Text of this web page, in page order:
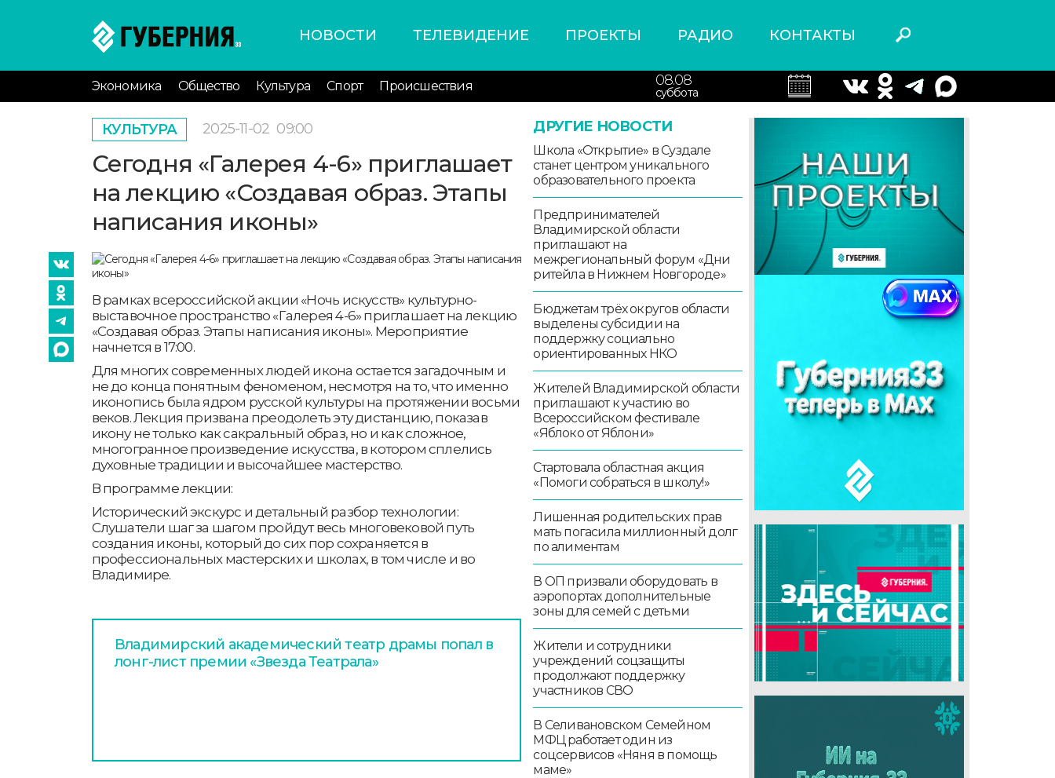
НОВОСТИ ТЕЛЕВИДЕНИЕ ПРОЕКТЫ РАДИО КОНТАКТЫ
Экономика Общество Культура Спорт Происшествия 08.08
суббота
КУЛЬТУРА 2025-11-02 09:00
Сегодня «Галерея 4-6» приглашает
на лекцию «Создавая образ. Этапы
написания иконы»
В рамках всероссийской акции «Ночь искусств» культурно-
выставочное пространство «Галерея 4-6» приглашает на лекцию
«Создавая образ. Этапы написания иконы». Мероприятие
начнется в 17:00.
Для многих современных людей икона остается загадочным и
не до конца понятным феноменом, несмотря на то, что именно
иконопись была ядром русской культуры на протяжении восьми
веков. Лекция призвана преодолеть эту дистанцию, показав
икону не только как сакральный образ, но и как сложное,
многогранное произведение искусства, в котором сплелись
духовные традиции и высочайшее мастерство.
В программе лекции:
Исторический экскурс и детальный разбор технологии:
Слушатели шаг за шагом пройдут весь многовековой путь
создания иконы, который до сих пор сохраняется в
профессиональных мастерских и школах, в том числе и во
Владимире.
Владимирский академический театр драмы попал в
лонг-лист премии «Звезда Театрала»
ДРУГИЕ НОВОСТИ
Школа «Открытие» в Суздале
станет центром уникального
образовательного проекта
Предпринимателей
Владимирской области
приглашают на
межрегиональный форум «Дни
ритейла в Нижнем Новгороде»
Бюджетам трёх округов области
выделены субсидии на
поддержку социально
ориентированных НКО
Жителей Владимирской области
приглашают к участию во
Всероссийском фестивале
«Яблоко от Яблони»
Стартовала областная акция
«Помоги собраться в школу!»
Лишенная родительских прав
мать погасила миллионный долг
по алиментам
В ОП призвали оборудовать в
аэропортах дополнительные
зоны для семей с детьми
Жители и сотрудники
учреждений соцзащиты
продолжают поддержку
участников СВО
В Селивановском Семейном
МФЦ работает один из
соцсервисов «Няня в помощь
маме»